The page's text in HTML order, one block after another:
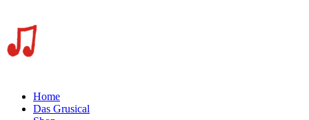
Home
Das Grusical